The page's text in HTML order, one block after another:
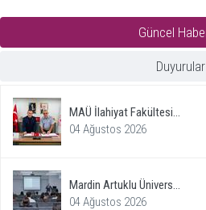
Güncel
Duyurular
MAÜ İlahiyat Fakültesi...
04 Ağustos 2026
Mardin Artuklu Ünivers...
04 Ağustos 2026